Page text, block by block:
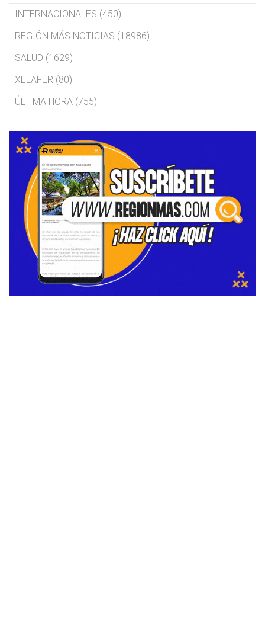
INTERNACIONALES (450)
REGIÓN MÁS NOTICIAS (18986)
SALUD (1629)
XELAFER (80)
ÚLTIMA HORA (755)